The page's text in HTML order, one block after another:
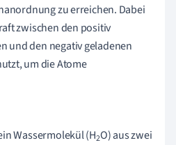
zu erreichen. Dabei
zwischen den positiv
und den negativ geladenen
um die Atome
Wassermolekül (H2O) aus zwei